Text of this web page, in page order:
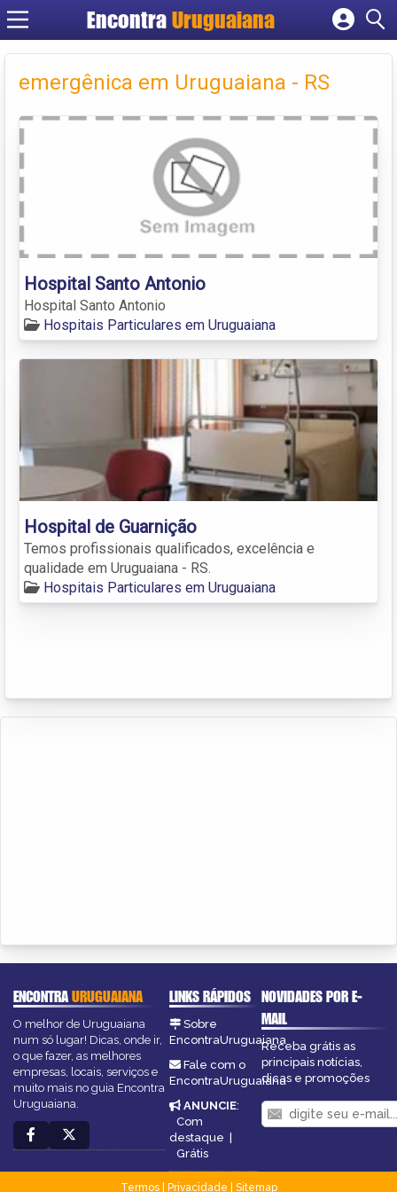
Encontra Uruguaiana
Cadastrar empresa
Criar conta
emergênica em Uruguaiana - RS
Hospital Santo Antonio
Hospital Santo Antonio
Hospitais Particulares em Uruguaiana
Hospital de Guarnição
Temos profissionais qualificados, excelência e
qualidade em Uruguaiana - RS.
Hospitais Particulares em Uruguaiana
ENCONTRAURUGUAIANA
O melhor de Uruguaiana
num só lugar! Dicas, onde ir,
o que fazer, as melhores
empresas, locais, serviços e
muito mais no guia Encontra
Uruguaiana.
LINKS RÁPIDOS
Sobre
EncontraUruguaiana
Fale com o
EncontraUruguaiana
ANUNCIE:
Com
destaque |
Grátis
NOVIDADES POR E-
MAIL
Receba grátis as
principais notícias,
dicas e promoções
Termos| Privacidade
Sitemap